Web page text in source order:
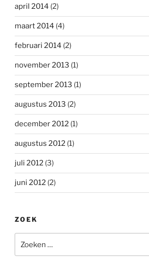
april 2014 (2)
maart 2014 (4)
februari 2014 (2)
november 2013 (1)
september 2013 (1)
augustus 2013 (2)
december 2012 (1)
augustus 2012 (1)
juli 2012 (3)
juni 2012 (2)
ZOEK
naar: